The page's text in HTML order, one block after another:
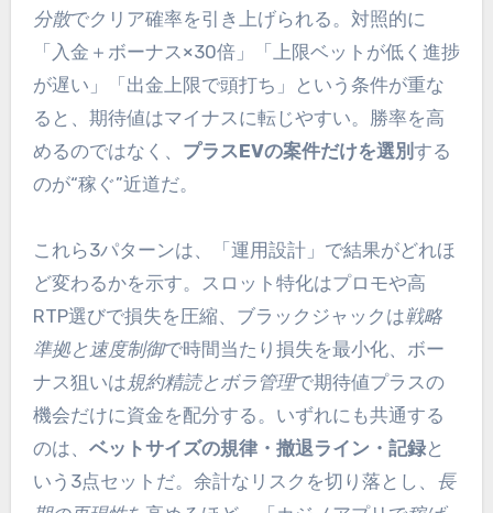
分散でクリア確率を引き上げられる。対照的に
「入金＋ボーナス×30倍」「上限ベットが低く進捗
が遅い」「出金上限で頭打ち」という条件が重な
ると、期待値はマイナスに転じやすい。勝率を高
めるのではなく、 プラスEVの案件だけを選別 する
のが“稼ぐ”近道だ。
これら3パターンは、「運用設計」で結果がどれほ
ど変わるかを示す。スロット特化はプロモや高
RTP選びで損失を圧縮、ブラックジャックは戦略
準拠と速度制御で時間当たり損失を最小化、ボー
ナス狙いは規約精読とボラ管理で期待値プラスの
機会だけに資金を配分する。いずれにも共通する
のは、 ベットサイズの規律・撤退ライン・記録と
いう3点セットだ。余計なリスクを切り落とし、 長